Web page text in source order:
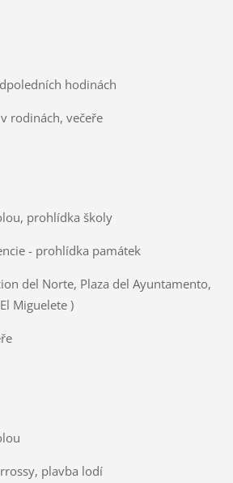
hodinách
rodinách, večeře
prohlídka školy
- prohlídka památek
del Norte, Plaza del Ayuntamento,
Miguelete )
plavba lodí